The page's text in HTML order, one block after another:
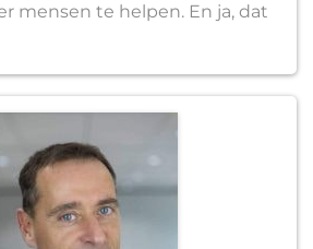
mensen te helpen. En ja, dat